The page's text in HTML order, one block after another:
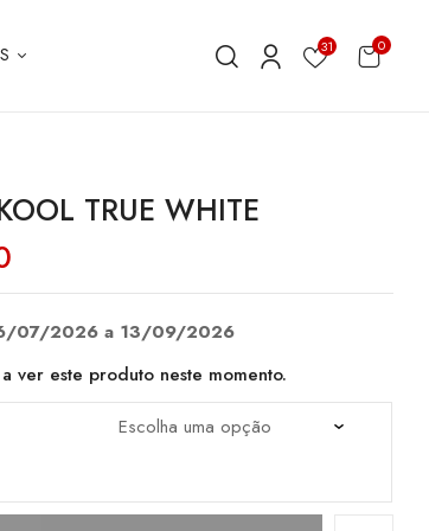
31 0
TRUE WHITE
atual
€56.00.
07/2026 a 13/09/2026
ver este produto neste momento.